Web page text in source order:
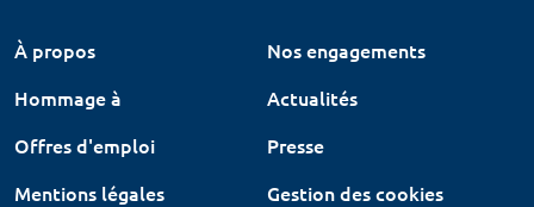
À propos
Nos engagements
Hommage à
Actualités
Offres d'emploi
Presse
Mentions légales
Gestion des cookies